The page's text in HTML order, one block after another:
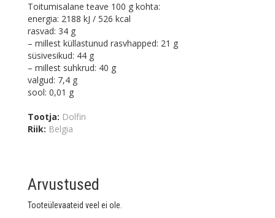
Toitumisalane teave 100 g kohta:
energia: 2188 kJ / 526 kcal
rasvad: 34 g
– millest küllastunud rasvhapped: 21 g
süsivesikud: 44 g
– millest suhkrud: 40 g
valgud: 7,4 g
sool: 0,01 g
Tootja: Dolfin
Riik: Belgia
Arvustused
Tooteülevaateid veel ei ole.